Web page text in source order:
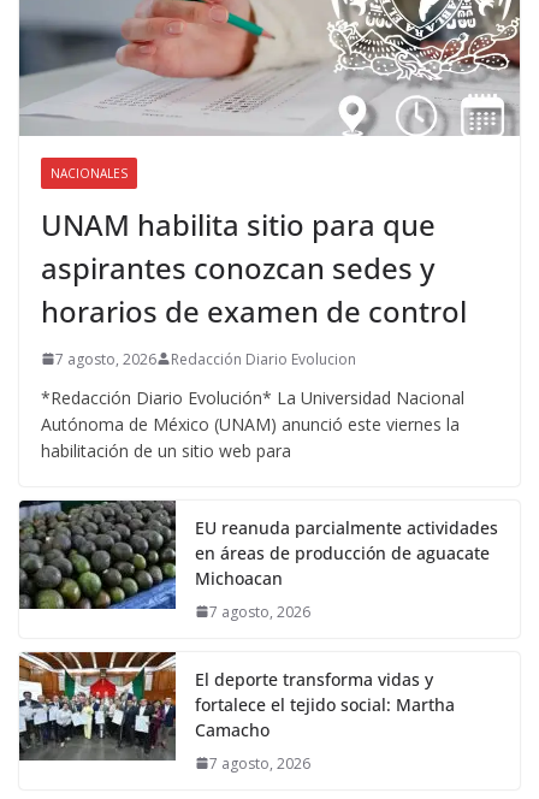
NACIONALES
UNAM habilita sitio para que
aspirantes conozcan sedes y
horarios de examen de control
7 agosto, 2026 Redacción Diario Evolucion
*Redacción Diario Evolución* La Universidad Nacional
Autónoma de México (UNAM) anunció este viernes la
habilitación de un sitio web para
EU reanuda parcialmente actividades
en áreas de producción de aguacate
Michoacan
7 agosto, 2026
El deporte transforma vidas y
fortalece el tejido social: Martha
Camacho
7 agosto, 2026